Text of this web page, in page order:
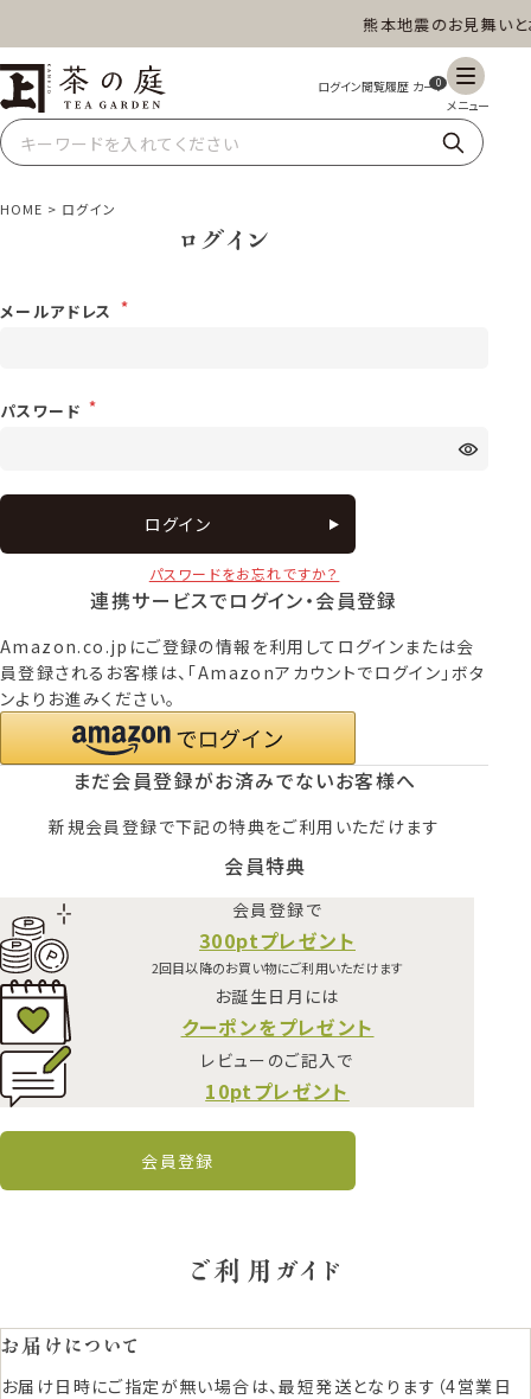
熊本地震のお見舞いと
茶の庭オンラインショップ 0
ギフト 特上高級茶 深蒸し茶 水出し茶
スイーツ
HOME ログイン
ログイン
メールアドレス
パスワード
ログイン
パスワードをお忘れですか？
連携サービスでログイン・会員登録
Amazon.co.jpにご登録の情報を利用してログインまたは会
員登録されるお客様は、「Amazonアカウントでログイン」ボタ
ンよりお進みください。
まだ会員登録がお済みでないお客様へ
新規会員登録で下記の特典をご利用いただけます
会員特典
会員登録で
300ptプレゼント
2回目以降のお買い物にご利用いただけます
お誕生日月には
クーポンをプレゼント
レビューのご記入で
10ptプレゼント
会員登録
ご利用ガイド
お届けについて
お届け日時にご指定が無い場合は、最短発送となります（4営業日